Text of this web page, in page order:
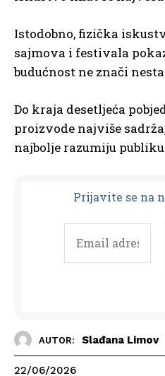
Istodobno, fizička
sajmova i festivala
budućnost ne znači
Do kraja desetljeća
proizvode najviše
najbolje razumiju
Prijavite se na
AUTOR: Slađana Limov
22/06/2026